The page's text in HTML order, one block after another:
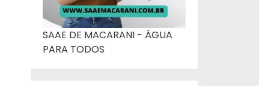
SAAE DE MACARANI - ÁGUA
PARA TODOS